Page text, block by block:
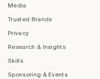
Media
Trusted Brands
Privacy
Research & Insights
Skills
Sponsoring & Events